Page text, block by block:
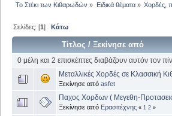
Το Στέκι των Κιθαρωδών » Ειδικά θέματα» Χορδές,
Σελίδες: [1]Κάτω
Τίτλος /Ξεκίνησε από
0 μέλη και 2 επισκέπτες διαβάζουν αυτόν τον
Μεταλλικές Χορδές σε Κλασσική
Ξεκίνησε από asfet
Παχος Χορδων ( Μεγεθη-
Ξεκίνησε από Ερασιτέχνης « 1 2 »